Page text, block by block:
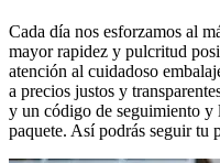
Cada día nos esforzamos al
mayor rapidez y pulcritud
atención al cuidadoso
a precios justos y
y un código de seguimiento y
paquete. Así podrás seguir tu